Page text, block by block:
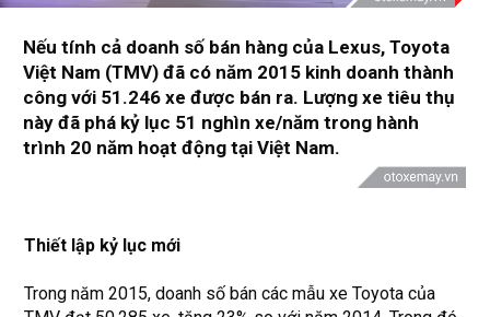
Nếu tính cả doanh số bán hàng của Lexus, Toyota
Việt Nam (TMV) đã có năm 2015 kinh doanh thành
công với 51.246 xe được bán ra. Lượng xe tiêu thụ
này đã phá kỷ lục 51 nghìn xe/năm trong hành
trình 20 năm hoạt động tại Việt Nam.
Thiết lập kỷ lục mới
Trong năm 2015, doanh số bán các mẫu xe Toyota của